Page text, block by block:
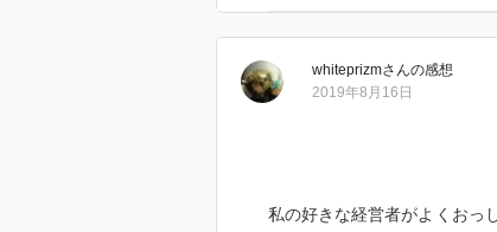
whiteprizmさんの感想
2019年8月16日
私の好きな経営者がよくおっ